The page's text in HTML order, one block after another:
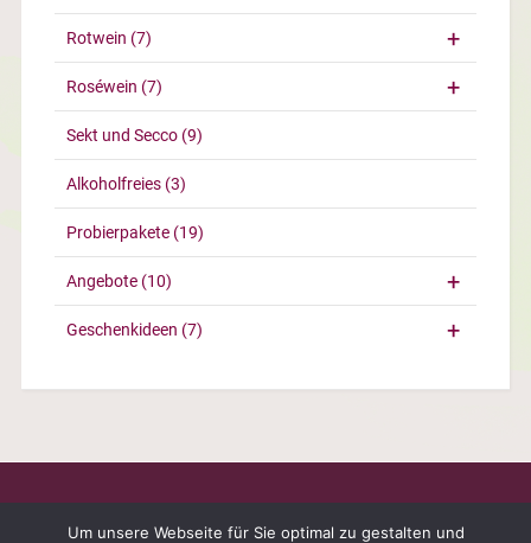
Rotwein (7)
Roséwein (7)
Sekt und Secco (9)
Alkoholfreies (3)
Probierpakete (19)
Angebote (10)
Geschenkideen (7)
Um unsere Webseite für Sie optimal zu gestalten und